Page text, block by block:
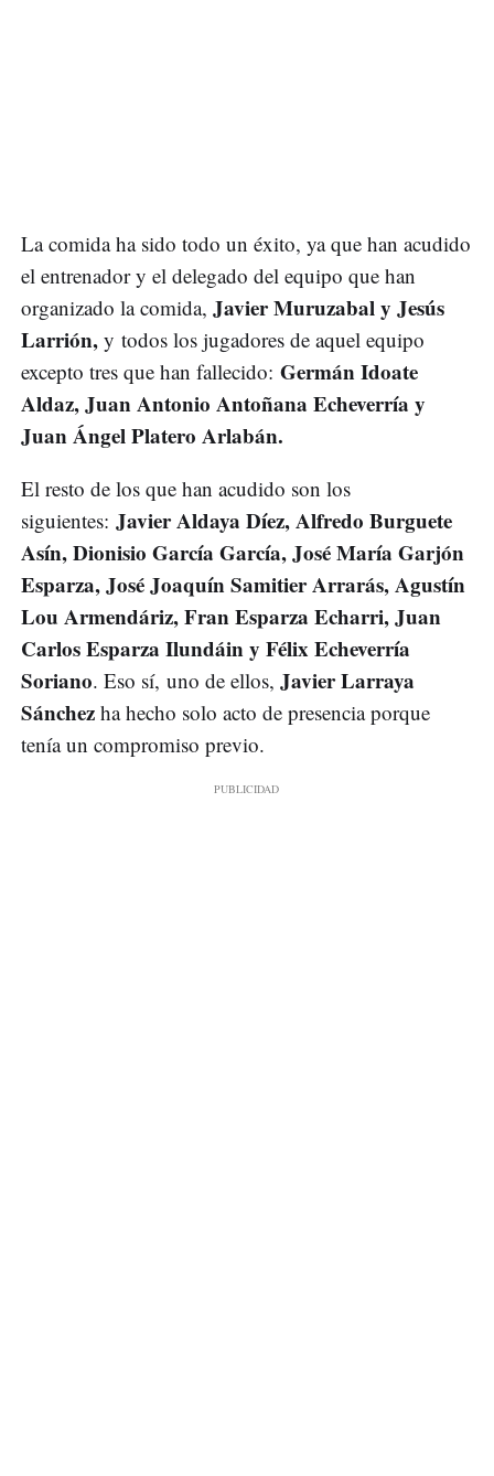
La comida ha sido todo un éxito, ya que han acudido
el entrenador y el delegado del equipo que han
organizado la comida, Javier Muruzabal y Jesús
Larrión, y todos los jugadores de aquel equipo
excepto tres que han fallecido: Germán Idoate
Aldaz, Juan Antonio Antoñana Echeverría y
Juan Ángel Platero Arlabán.
El resto de los que han acudido son los
siguientes: Javier Aldaya Díez, Alfredo Burguete
Asín, Dionisio García García, José María Garjón
Esparza, José Joaquín Samitier Arrarás, Agustín
Lou Armendáriz, Fran Esparza Echarri, Juan
Carlos Esparza Ilundáin y Félix Echeverría
Soriano. Eso sí, uno de ellos, Javier Larraya
Sánchez ha hecho solo acto de presencia porque
tenía un compromiso previo.